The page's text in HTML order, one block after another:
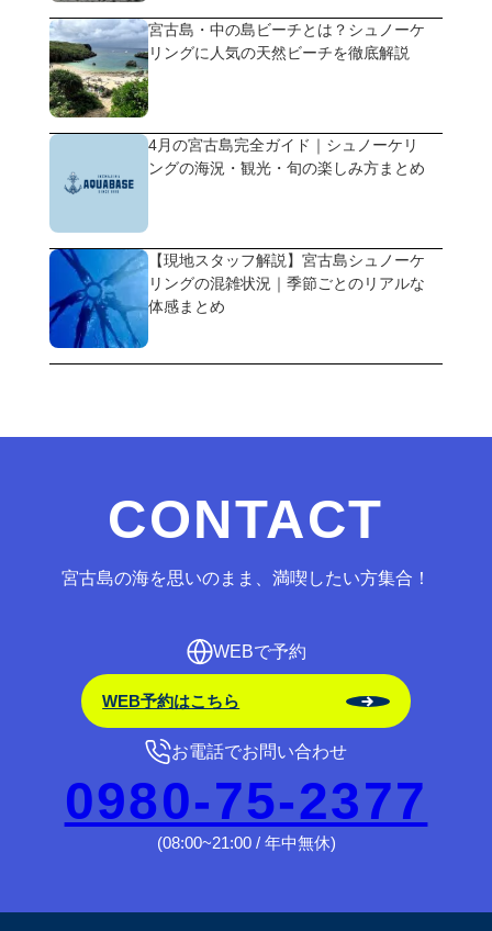
宮古島・中の島ビーチとは？シュノーケ
リングに人気の天然ビーチを徹底解説
4月の宮古島完全ガイド｜シュノーケリ
ングの海況・観光・旬の楽しみ方まとめ
【現地スタッフ解説】宮古島シュノーケ
リングの混雑状況｜季節ごとのリアルな
体感まとめ
CONTACT
宮古島の海を思いのまま、満喫したい方集合！
WEBで予約
WEB予約はこちら
お電話でお問い合わせ
0980-75-2377
(08:00~21:00 / 年中無休)